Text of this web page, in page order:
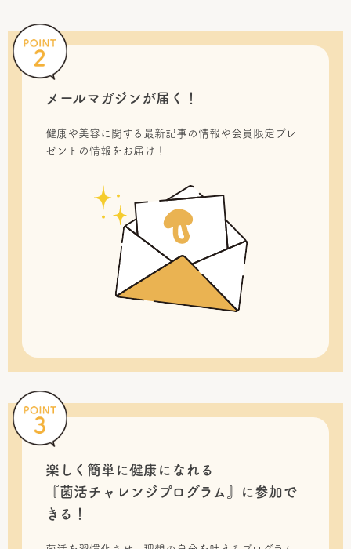
メールマガジンが届く！
健康や美容に関する最新記事の情報や会員限定プレ
ゼントの情報をお届け！
楽しく簡単に健康になれる
『菌活チャレンジプログラム』に 参加で
きる！